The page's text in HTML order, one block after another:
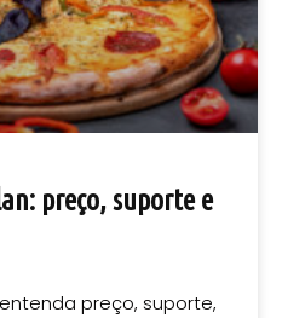
preço, suporte e
preço, suporte,